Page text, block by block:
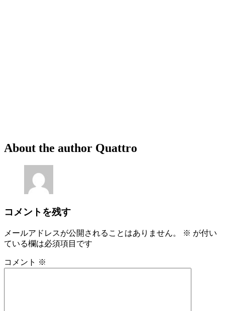
About the author Quattro
コメントを残す
メールアドレスが公開されることはありません。 ※ が付い
ている欄は必須項目です
コメント ※